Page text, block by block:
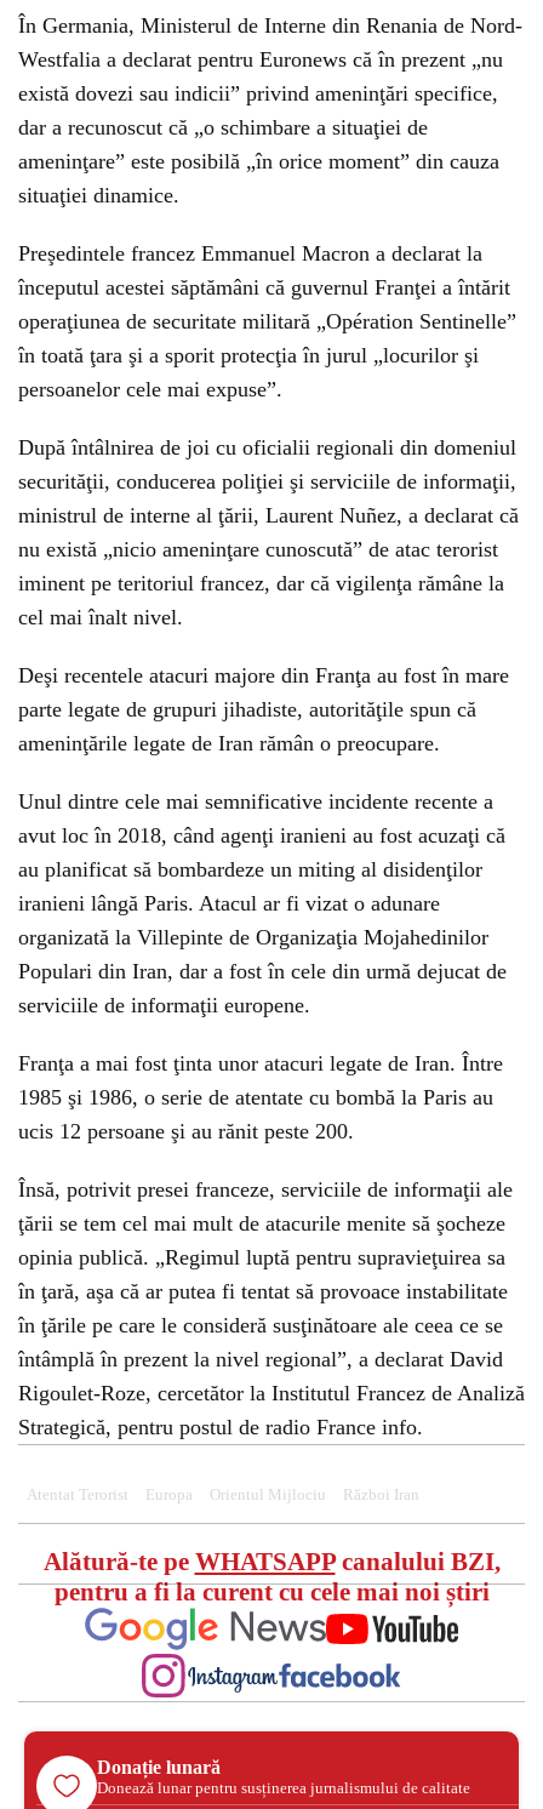
În Germania, Ministerul de Interne din Renania de Nord-
Westfalia a declarat pentru Euronews că în prezent „nu
există dovezi sau indicii” privind ameninţări specifice,
dar a recunoscut că „o schimbare a situaţiei de
ameninţare” este posibilă „în orice moment” din cauza
situaţiei dinamice.
Preşedintele francez Emmanuel Macron a declarat la
începutul acestei săptămâni că guvernul Franţei a întărit
operaţiunea de securitate militară „Opération Sentinelle”
în toată ţara şi a sporit protecţia în jurul „locurilor şi
persoanelor cele mai expuse”.
După întâlnirea de joi cu oficialii regionali din domeniul
securităţii, conducerea poliţiei şi serviciile de informaţii,
ministrul de interne al ţării, Laurent Nuñez, a declarat că
nu există „nicio ameninţare cunoscută” de atac terorist
iminent pe teritoriul francez, dar că vigilenţa rămâne la
cel mai înalt nivel.
Deşi recentele atacuri majore din Franţa au fost în mare
parte legate de grupuri jihadiste, autorităţile spun că
ameninţările legate de Iran rămân o preocupare.
Unul dintre cele mai semnificative incidente recente a
avut loc în 2018, când agenţi iranieni au fost acuzaţi că
au planificat să bombardeze un miting al disidenţilor
iranieni lângă Paris. Atacul ar fi vizat o adunare
organizată la Villepinte de Organizaţia Mojahedinilor
Populari din Iran, dar a fost în cele din urmă dejucat de
serviciile de informaţii europene.
Franţa a mai fost ţinta unor atacuri legate de Iran. Între
1985 şi 1986, o serie de atentate cu bombă la Paris au
ucis 12 persoane şi au rănit peste 200.
Însă, potrivit presei franceze, serviciile de informaţii ale
ţării se tem cel mai mult de atacurile menite să şocheze
opinia publică. „Regimul luptă pentru supravieţuirea sa
în ţară, aşa că ar putea fi tentat să provoace instabilitate
în ţările pe care le consideră susţinătoare ale ceea ce se
întâmplă în prezent la nivel regional”, a declarat David
Rigoulet-Roze, cercetător la Institutul Francez de Analiză
Strategică, pentru postul de radio France info.
Atentat Terorist Europa Orientul Mijlociu Război Iran
Alătură-te pe WHATSAPPcanalului BZI,
pentru a fi la curent cu cele mai noi știri
Donație lunară
Donează lunar pentru susținerea jurnalismului de calitate